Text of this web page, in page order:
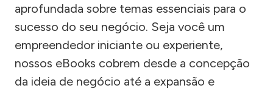
aprofundada sobre temas essenciais para o
sucesso do seu negócio. Seja você um
empreendedor iniciante ou experiente,
nossos eBooks cobrem desde a concepção
da ideia de negócio até a expansão e